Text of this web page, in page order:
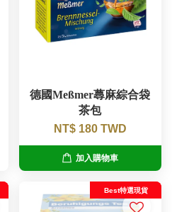
德國Meßmer蕁麻綜合袋
茶包
NT$ 180 TWD
加入購物車
Best特選現貨